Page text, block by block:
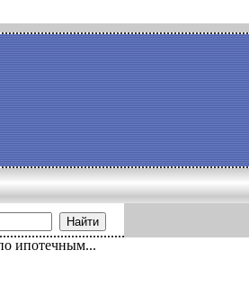
Найти
ипотечным...